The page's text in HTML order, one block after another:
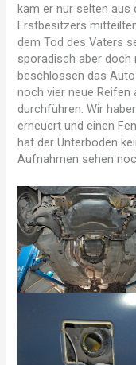
kam er nur selten aus
Erstbesitzers
dem Tod des Vaters
sporadisch aber doch
beschlossen das
noch vier neue Reifen
durchführen. Wir
erneuert und einen
hat der Unterboden
Aufnahmen sehen